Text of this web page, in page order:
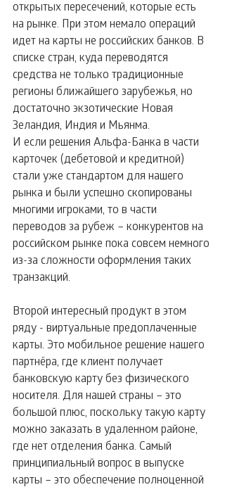
открытых пересечений, которые есть
на рынке. При этом немало операций
идет на карты не российских банков. В
списке стран, куда переводятся
средства не только традиционные
регионы ближайшего зарубежья, но
достаточно экзотические Новая
Зеландия, Индия и Мьянма.
И если решения Альфа-Банка в части
карточек (дебетовой и кредитной)
стали уже стандартом для нашего
рынка и были успешно скопированы
многими игроками, то в части
переводов за рубеж – конкурентов на
российском рынке пока совсем немного
из-за сложности оформления таких
транзакций.
Второй интересный продукт в этом
ряду - виртуальные предоплаченные
карты. Это мобильное решение нашего
партнёра, где клиент получает
банковскую карту без физического
носителя. Для нашей страны – это
большой плюс, поскольку такую карту
можно заказать в удаленном районе,
где нет отделения банка. Самый
принципиальный вопрос в выпуске
карты – это обеспечение полноценной